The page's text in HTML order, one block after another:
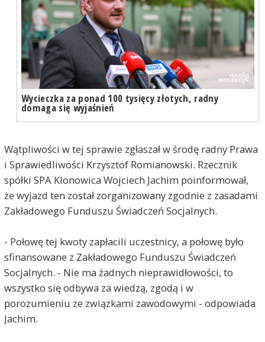
Wycieczka za ponad 100 tysięcy złotych, radny
domaga się wyjaśnień
Wątpliwości w tej sprawie zgłaszał w środę radny Prawa
i Sprawiedliwości Krzysztof Romianowski. Rzecznik
spółki SPA Klonowica Wojciech Jachim poinformował,
że wyjazd ten został zorganizowany zgodnie z zasadami
Zakładowego Funduszu Świadczeń Socjalnych.
- Połowę tej kwoty zapłacili uczestnicy, a połowę było
sfinansowane z Zakładowego Funduszu Świadczeń
Socjalnych. - Nie ma żadnych nieprawidłowości, to
wszystko się odbywa za wiedzą, zgodą i w
porozumieniu ze związkami zawodowymi - odpowiada
Jachim.